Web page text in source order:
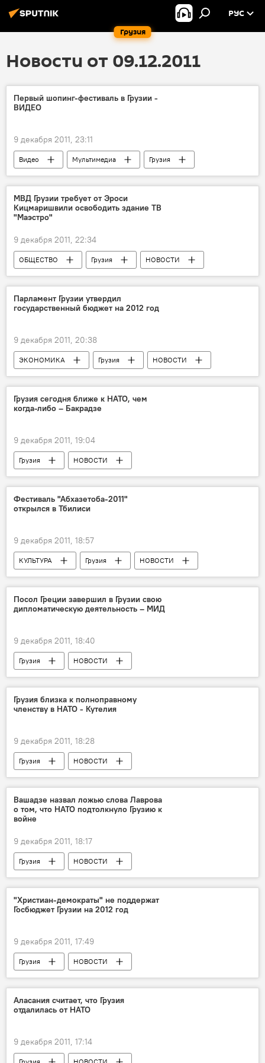
Грузия
РУС
Новости от 09.12.2011
Первый шопинг-фестиваль в Грузии -
ВИДЕО
9 декабря 2011, 23:11
Видео Мультимедиа
Грузия
ЭКОНОМИКА
НОВОСТИ
МВД Грузии требует от Эроси
Кицмаришвили освободить здание ТВ
"Маэстро"
9 декабря 2011, 22:34
ОБЩЕСТВО Грузия
НОВОСТИ
Телекомпания "Маэстро" : конфликт управляющего и учредителей
Страсти вокруг телеканала "Маэстро" накаляются
Парламент Грузии утвердил
государственный бюджет на 2012 год
9 декабря 2011, 20:38
ЭКОНОМИКА Грузия НОВОСТИ
Грузия сегодня ближе к НАТО, чем
когда-либо – Бакрадзе
9 декабря 2011, 19:04
Грузия НОВОСТИ
Фестиваль "Абхазетоба-2011"
открылся в Тбилиси
9 декабря 2011, 18:57
КУЛЬТУРА Грузия
НОВОСТИ
ОБЩЕСТВО
Посол Греции завершил в Грузии свою
дипломатическую деятельность – МИД
9 декабря 2011, 18:40
Грузия НОВОСТИ
Грузия близка к полноправному
членству в НАТО - Кутелия
9 декабря 2011, 18:28
Грузия НОВОСТИ
Вашадзе назвал ложью слова Лаврова
о том, что НАТО подтолкнуло Грузию к
войне
9 декабря 2011, 18:17
Грузия НОВОСТИ
"Христиан-демократы" не поддержат
Госбюджет Грузии на 2012 год
9 декабря 2011, 17:49
Грузия НОВОСТИ
Аласания считает, что Грузия
отдалилась от НАТО
9 декабря 2011, 17:14